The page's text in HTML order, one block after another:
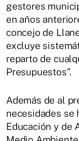
gestores
en años
concejo de
excluye
reparto de
Presupuestos”.
Además de al
necesidades se
Educación y de